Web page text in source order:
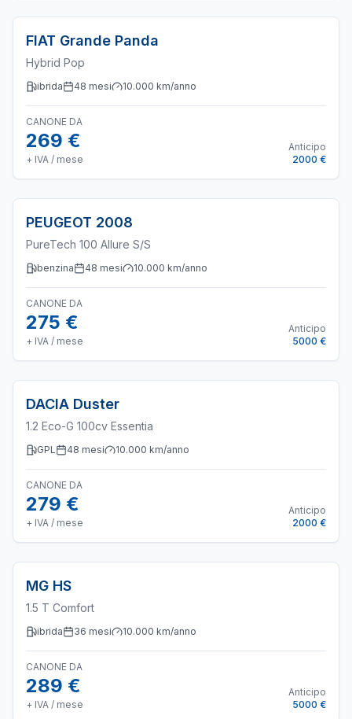
FIAT Grande Panda
Hybrid Pop
ibrida 48 mesi 10.000 km/anno
CANONE DA
269 €
+ IVA / mese
Anticipo
2000 €
PEUGEOT 2008
PureTech 100 Allure S/S
benzina 48 mesi 10.000 km/anno
CANONE DA
275 €
+ IVA / mese
Anticipo
5000 €
DACIA Duster
1.2 Eco-G 100cv Essentia
GPL 48 mesi 10.000 km/anno
CANONE DA
279 €
+ IVA / mese
Anticipo
2000 €
MG HS
1.5 T Comfort
ibrida 36 mesi 10.000 km/anno
CANONE DA
289 €
+ IVA / mese
Anticipo
5000 €